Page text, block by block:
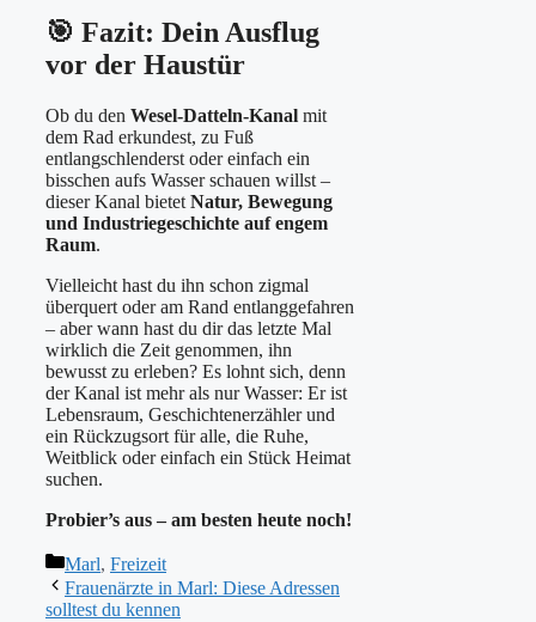
🎯 Fazit: Dein Ausflug
vor der Haustür
Ob du den Wesel-Datteln-Kanal mit
dem Rad erkundest, zu Fuß
entlangschlenderst oder einfach ein
bisschen aufs Wasser schauen willst –
dieser Kanal bietet Natur, Bewegung
und Industriegeschichte auf engem
Raum.
Vielleicht hast du ihn schon zigmal
überquert oder am Rand entlanggefahren
– aber wann hast du dir das letzte Mal
wirklich die Zeit genommen, ihn
bewusst zu erleben? Es lohnt sich, denn
der Kanal ist mehr als nur Wasser: Er ist
Lebensraum, Geschichtenerzähler und
ein Rückzugsort für alle, die Ruhe,
Weitblick oder einfach ein Stück Heimat
suchen.
Probier’s aus – am besten heute noch!
Kategorien
Marl, Freizeit
Frauenärzte in Marl: Diese Adressen
solltest du kennen